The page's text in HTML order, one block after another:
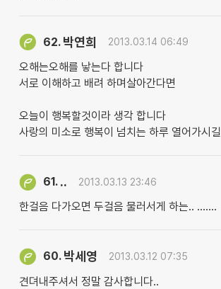
62. 박연희 2013.03.14 06:49
오해는오해를 낳는다 합니다
서로 이해하고 배려 하며살아간다면
오늘이 행복할것이라 생각 합니다
사랑의 미소로 행복이 넘치는 하루 열어가시길
61. .. 2013.03.13 23:46
한걸음 다가오면 두걸음 물러서게 하는.. .......
60. 박세영 2013.03.12 07:35
견뎌내주셔서 정말 감사합니다..